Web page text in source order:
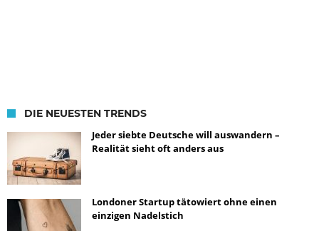
DIE NEUESTEN TRENDS
Jeder siebte Deutsche will auswandern –
Realität sieht oft anders aus
Londoner Startup tätowiert ohne einen
einzigen Nadelstich